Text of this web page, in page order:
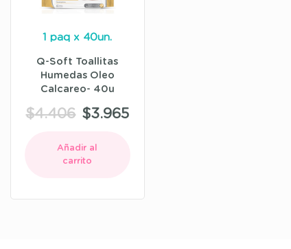
1 paq x 40un.
Q-Soft Toallitas
Humedas Oleo
Calcareo- 40u
$4.406 $3.965
Añadir al
carrito